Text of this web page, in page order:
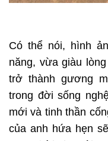
Có thể nói, hình
năng, vừa giàu
trở thành gương
trong đời sống
mới và tinh thần
của anh hứa hẹn